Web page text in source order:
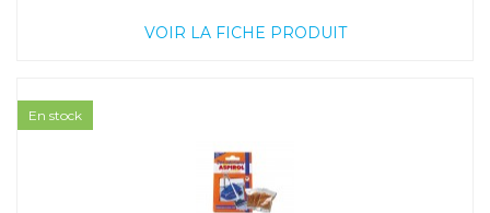
VOIR LA FICHE PRODUIT
En stock